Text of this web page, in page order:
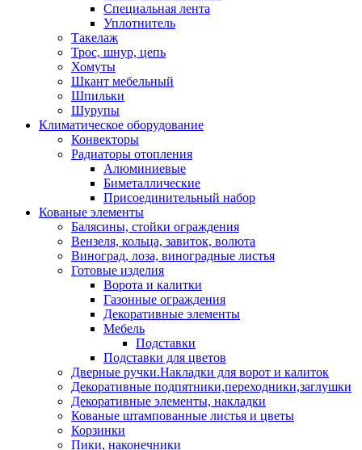
Специальная лента
Уплотнитель
Такелаж
Трос, шнур, цепь
Хомуты
Шкант мебельный
Шпильки
Шурупы
Климатическое оборудование
Конвекторы
Радиаторы отопления
Алюминиевые
Биметаллические
Присоединительный набор
Кованые элементы
Балясины, стойки ограждения
Вензеля, кольца, завиток, волюта
Виноград, лоза, виноградные листья
Готовые изделия
Ворота и калитки
Газонные ограждения
Декоративные элементы
Мебель
Подставки
Подставки для цветов
Дверные ручки.Накладки для ворот и калиток
Декоративные подпятники,переходники,заглушки
Декоративные элементы, накладки
Кованые штампованные листья и цветы
Корзинки
Пики, наконечники